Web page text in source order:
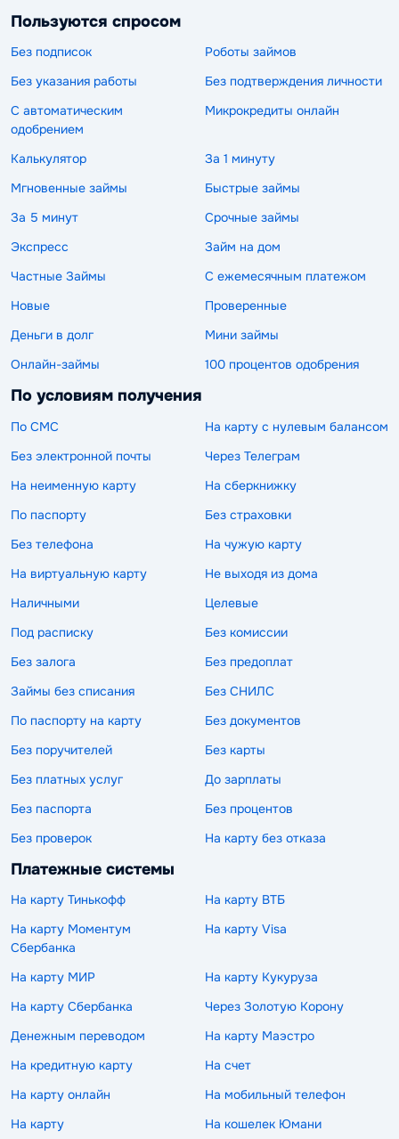
Пользуются спросом
Без подписок
Роботы займов
Без указания работы
Без подтверждения личности
С автоматическим
одобрением
Микрокредиты онлайн
Калькулятор
За 1 минуту
Мгновенные займы
Быстрые займы
За 5 минут
Срочные займы
Экспресс
Займ на дом
Частные Займы
С ежемесячным платежом
Новые
Проверенные
Деньги в долг
Мини займы
Онлайн-займы
100 процентов одобрения
По условиям получения
По СМС
На карту с нулевым балансом
Без электронной почты
Через Телеграм
На неименную карту
На сберкнижку
По паспорту
Без страховки
Без телефона
На чужую карту
На виртуальную карту
Не выходя из дома
Наличными
Целевые
Под расписку
Без комиссии
Без залога
Без предоплат
Займы без списания
Без СНИЛС
По паспорту на карту
Без документов
Без поручителей
Без карты
Без платных услуг
До зарплаты
Без паспорта
Без процентов
Без проверок
На карту без отказа
Платежные системы
На карту Тинькофф
На карту ВТБ
На карту Моментум
Сбербанка
На карту Visa
На карту МИР
На карту Кукуруза
На карту Сбербанка
Через Золотую Корону
Денежным переводом
На карту Маэстро
На кредитную карту
На счет
На карту онлайн
На мобильный телефон
На карту
На кошелек Юмани